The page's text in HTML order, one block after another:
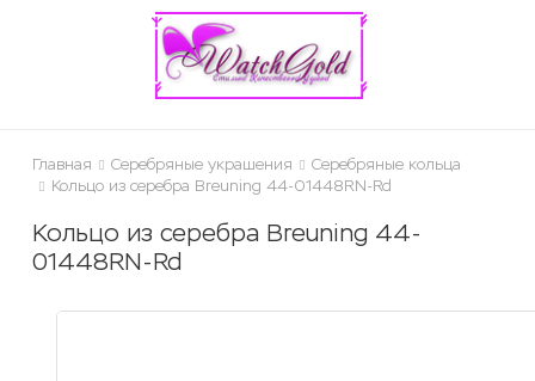
Главная Серебряные украшения
Серебряные кольца
Кольцо из серебра Breuning 44-01448RN-Rd
Кольцо из серебра Breuning 44-
01448RN-Rd